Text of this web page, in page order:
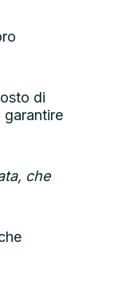
di
garantire
che